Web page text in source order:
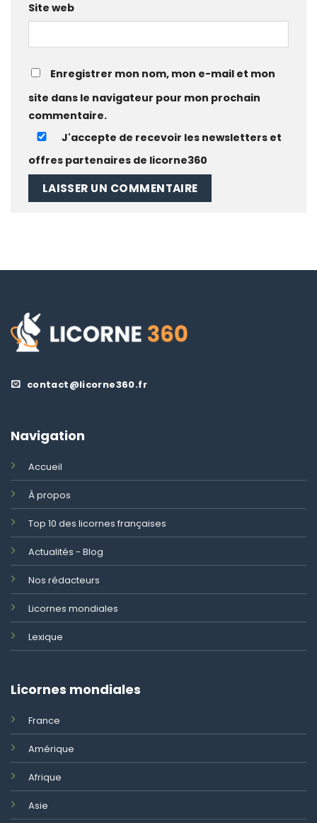
Site web
Enregistrer mon nom, mon e-mail et mon
site dans le navigateur pour mon prochain
commentaire.
J'accepte de recevoir les newsletters et
offres partenaires de licorne360
contact@licorne360.fr
Navigation
Accueil
À propos
Top 10 des licornes françaises
Actualités - Blog
Nos rédacteurs
Licornes mondiales
Lexique
Licornes mondiales
France
Amérique
Afrique
Asie